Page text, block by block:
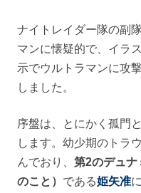
ナイトレイダー隊の副隊
マンに懐疑的で、イラ
示でウルトラマンに攻
しました。
序盤は、とにかく孤門
します。幼少期のトラ
んでおり、 第2のデュナ
のこと） である姫矢准